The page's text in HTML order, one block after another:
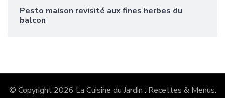
Pesto maison revisité aux fines herbes du
balcon
© Copyright 2026 La Cuisine du Jardin : Recettes & Menus.